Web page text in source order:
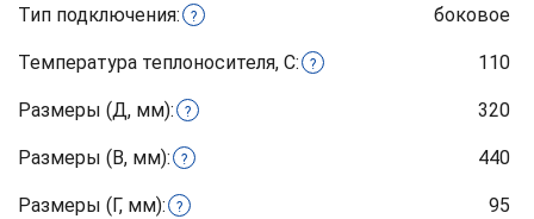
Тип подключения: ? боковое
Температура теплоносителя, С: ? 110
Размеры (Д, мм): ? 320
Размеры (В, мм): ? 440
Размеры (Г, мм): ? 95